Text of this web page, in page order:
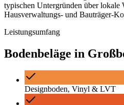
typischen Untergründen über lokale
Hausverwaltungs- und Bauträger-
Leistungsumfang
Bodenbeläge in
Designboden, Vinyl & LVT